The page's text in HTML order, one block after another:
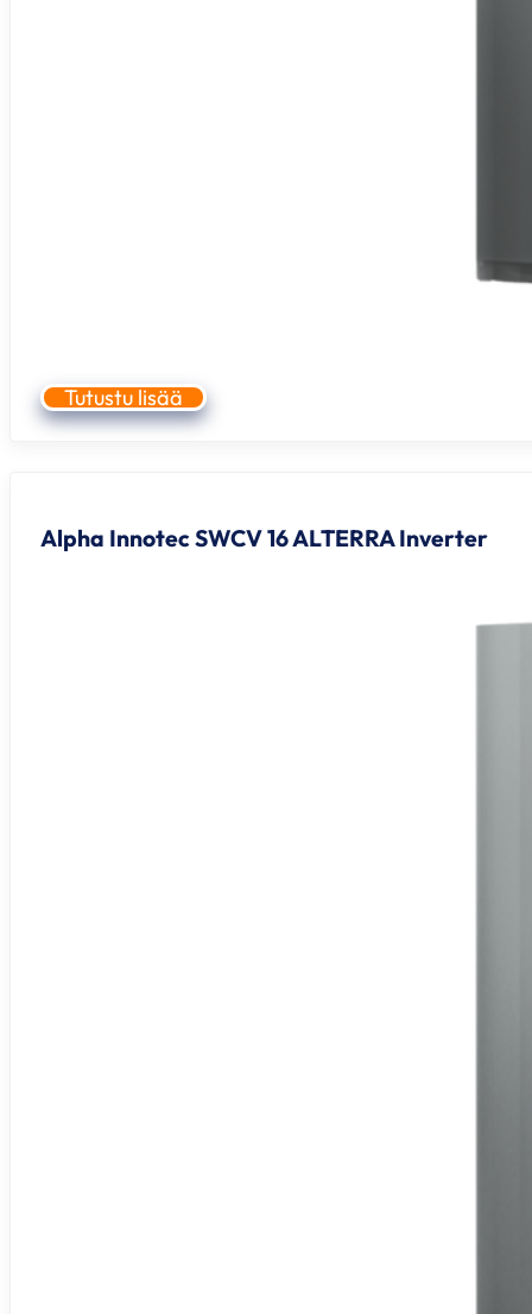
Tutustu lisää
Alpha Innotec SWCV 16 ALTERRA Inverter